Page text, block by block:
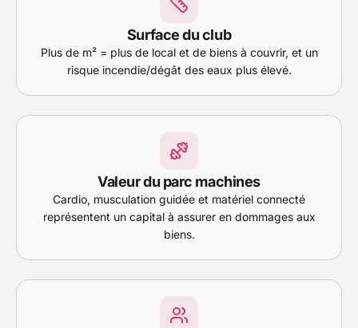
Surface du club
Plus de m² = plus de local et de biens à couvrir, et un
risque incendie/dégât des eaux plus élevé.
Valeur du parc machines
Cardio, musculation guidée et matériel connecté
représentent un capital à assurer en dommages aux
biens.